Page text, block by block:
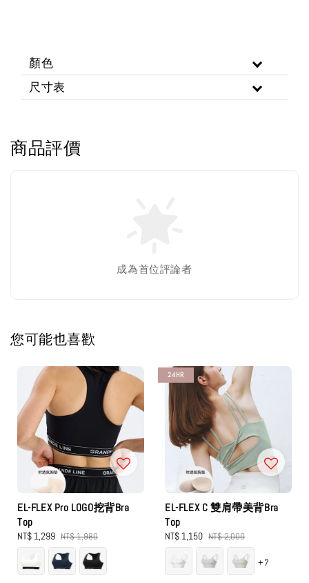
顏色
尺寸表
商品評價
成為首位評論者
您可能也喜歡
EL-FLEX Pro LOGO挖背Bra
Top
Sale
price
NT$ 1,299 Regular
price
NT$ 1,980
24HR
EL-FLEX C 雙肩帶美背Bra
Top
Sale
price
NT$ 1,150 Regular
price
NT$ 2,000
+7